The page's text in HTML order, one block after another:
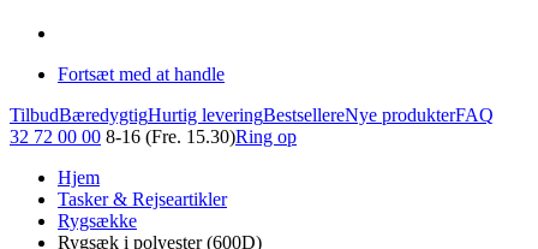
Fortsæt med at handle
TilbudBæredygtigHurtig leveringBestsellereNye produkterFAQ
32 72 00 00 8-16 (Fre. 15.30)Ring op
Hjem
Tasker & Rejseartikler
Rygsække
Rygsæk i polyester (600D)